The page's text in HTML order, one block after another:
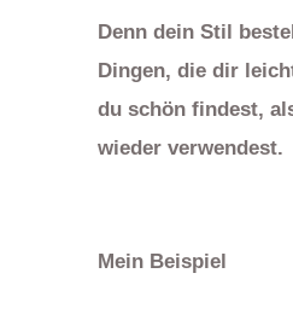
Denn dein Stil
Dingen, die dir
du schön findest,
wieder verwendest.
Mein Beispiel